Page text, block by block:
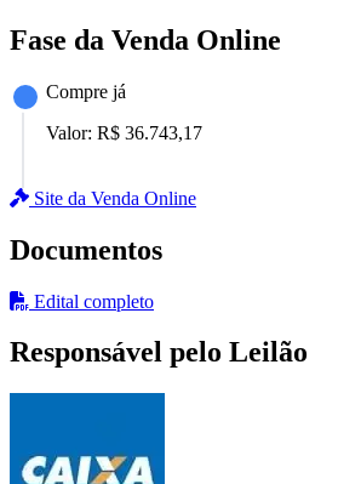
Fase da Venda Online
Compre já
Valor: R$ 36.743,17
Site da Venda Online
Documentos
Edital completo
Responsável pelo Leilão